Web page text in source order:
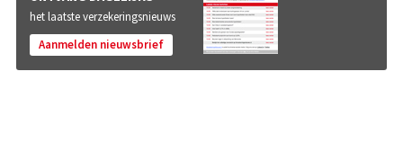
het laatste verzekeringsnieuws
Aanmelden nieuwsbrief